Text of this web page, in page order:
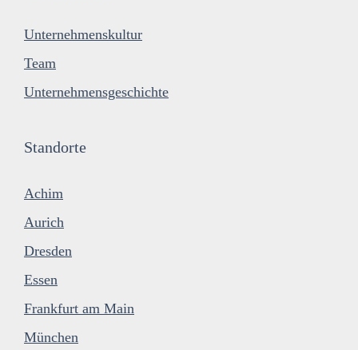
Unternehmenskultur
Team
Unternehmensgeschichte
Standorte
Achim
Aurich
Dresden
Essen
Frankfurt am Main
München